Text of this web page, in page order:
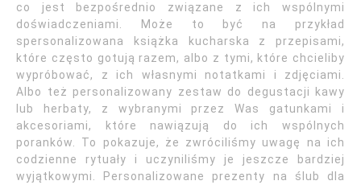
co jest bezpośrednio związane z ich wspólnymi
doświadczeniami. Może to być na przykład
spersonalizowana książka kucharska z przepisami,
które często gotują razem, albo z tymi, które chcieliby
wypróbować, z ich własnymi notatkami i zdjęciami.
Albo też personalizowany zestaw do degustacji kawy
lub herbaty, z wybranymi przez Was gatunkami i
akcesoriami, które nawiązują do ich wspólnych
poranków. To pokazuje, że zwróciliśmy uwagę na ich
codzienne rytuały i uczyniliśmy je jeszcze bardziej
wyjątkowymi. Personalizowane prezenty na ślub dla